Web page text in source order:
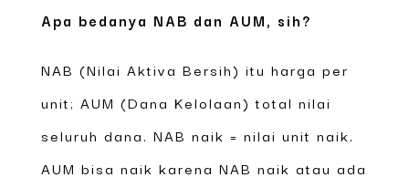
Apa bedanya NAB dan AUM, sih?
NAB (Nilai Aktiva Bersih) itu harga per
unit; AUM (Dana Kelolaan) total nilai
seluruh dana. NAB naik = nilai unit naik.
AUM bisa naik karena NAB naik atau ada